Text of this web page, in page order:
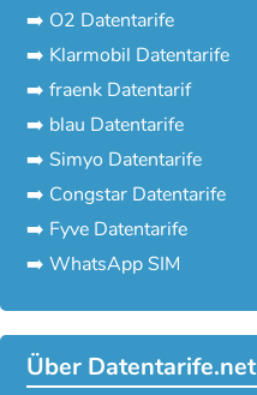
➡️ O2 Datentarife
➡️ Klarmobil Datentarife
➡️ fraenk Datentarif
➡️ blau Datentarife
➡️ Simyo Datentarife
➡️ Congstar Datentarife
➡️ Fyve Datentarife
➡️ WhatsApp SIM
Über Datentarife.net